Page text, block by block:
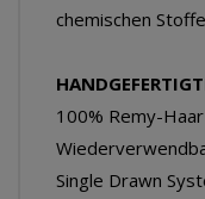
chemischen
100% Remy-Haar
Single Drawn